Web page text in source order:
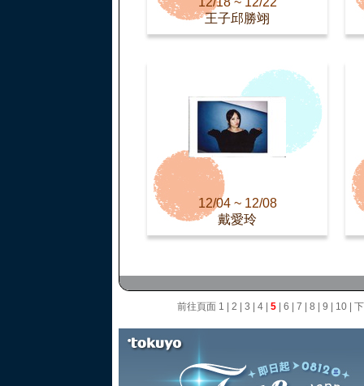
王子邱勝翊
12/04 ~ 12/08
戴愛玲
前往頁面 1 2 3 4| 5| 6 7 8 9 10|